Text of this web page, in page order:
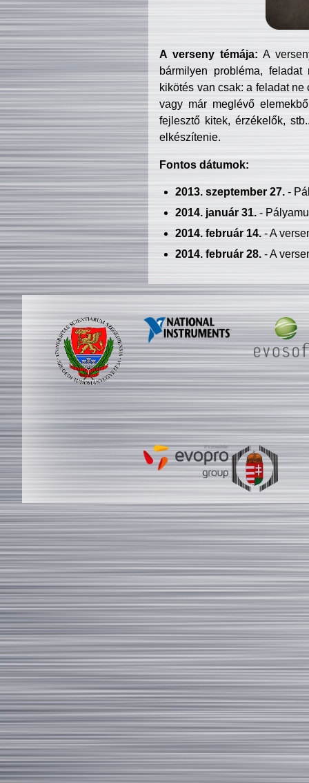
A verseny témája: A
bármilyen probléma, feladat
kikötés van csak: a feladat
vagy már meglévő
fejlesztő kitek, érzékelők,
elkészítenie.
Fontos dátumok:
2013. szeptember 27.-
2014. január 31.-
2014. február 14.- A
2014. február 28.- A